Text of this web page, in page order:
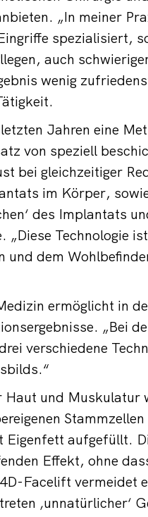
„In meiner
spezialisiert,
auch
wenig
Jahren eine
von speziell
bei gleichzeitiger
im Körper,
des Implantats
„Diese Technologie
und dem
ermöglicht in
„Bei
verschiedene
Haut und Muskulatur
Eigenfett aufgefüllt.
Effekt, ohne
Facelift vermeidet
‚unnatürlicher‘